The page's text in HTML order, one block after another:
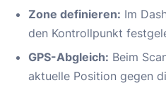
Zone definieren: Im
den Kontrollpunkt
GPS-Abgleich: Beim
aktuelle Position gegen